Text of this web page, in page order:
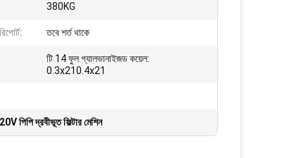
380KG
তবে শর্ত থাকে
টি 14 ফুল গ্যালভানাইজড কয়েল:
0.3x210.4x21
পিপি দ্রবীভূত ফিল্টার মেশিন